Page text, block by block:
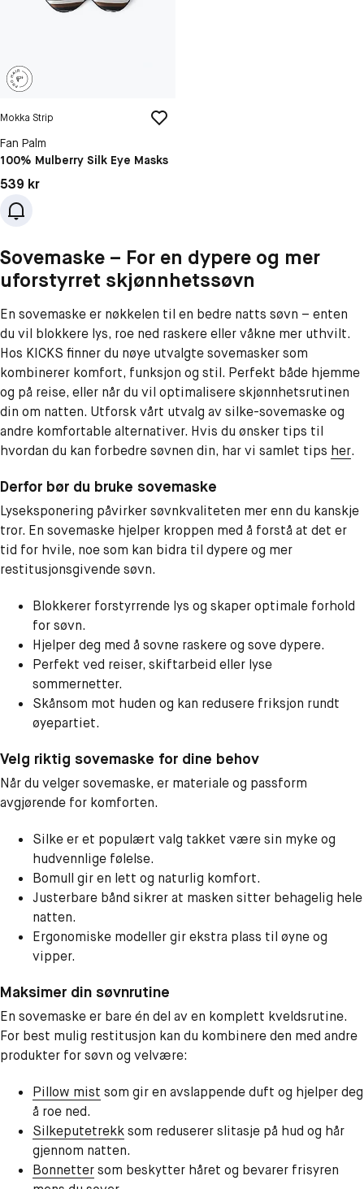
Mokka Strip
Fan Palm
100% Mulberry Silk Eye Masks
Pris: 539 kr
539 kr
Sovemaske – For en dypere og mer
uforstyrret skjønnhetssøvn
En sovemaske er nøkkelen til en bedre natts søvn – enten
du vil blokkere lys, roe ned raskere eller våkne mer uthvilt.
Hos KICKS finner du nøye utvalgte sovemasker som
kombinerer komfort, funksjon og stil. Perfekt både hjemme
og på reise, eller når du vil optimalisere skjønnhetsrutinen
din om natten. Utforsk vårt utvalg av silke-sovemaske og
andre komfortable alternativer. Hvis du ønsker tips til
hvordan du kan forbedre søvnen din, har vi samlet tips her.
Derfor bør du bruke sovemaske
Lyseksponering påvirker søvnkvaliteten mer enn du kanskje
tror. En sovemaske hjelper kroppen med å forstå at det er
tid for hvile, noe som kan bidra til dypere og mer
restitusjonsgivende søvn.
Blokkerer forstyrrende lys og skaper optimale forhold
for søvn.
Hjelper deg med å sovne raskere og sove dypere.
Perfekt ved reiser, skiftarbeid eller lyse
sommernetter.
Skånsom mot huden og kan redusere friksjon rundt
øyepartiet.
Velg riktig sovemaske for dine behov
Når du velger sovemaske, er materiale og passform
avgjørende for komforten.
Silke er et populært valg takket være sin myke og
hudvennlige følelse.
Bomull gir en lett og naturlig komfort.
Justerbare bånd sikrer at masken sitter behagelig hele
natten.
Ergonomiske modeller gir ekstra plass til øyne og
vipper.
Maksimer din søvnrutine
En sovemaske er bare én del av en komplett kveldsrutine.
For best mulig restitusjon kan du kombinere den med andre
produkter for søvn og velvære:
Pillow mist som gir en avslappende duft og hjelper deg
å roe ned.
Silkeputetrekksom reduserer slitasje på hud og hår
gjennom natten.
Bonnettersom beskytter håret og bevarer frisyren